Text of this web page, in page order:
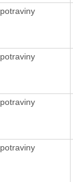
potraviny
potraviny
potraviny
potraviny